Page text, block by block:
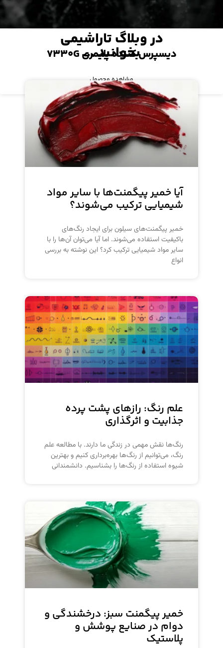
دیسپرس کننده پلیمری ۷۳۳۰G
مشاهده محصول
در وبلاگ تاراشیمی
بخوانید ...
آیا خمیر پیگمنت‌ها با سایر مواد
شیمیایی ترکیب می‌شوند؟
خمیر پیگمنت‌های سیلون برای ایجاد رنگ‌های
باکیفیت استفاده می‌شوند. اما آیا می‌توان آن‌ها را با
سایر مواد شیمیایی ترکیب کرد؟ این نوشته به بررسی
انواع
علم رنگ: رازهای پشت پرده
جذابیت و اثرگذاری
رنگ‌ها نقش مهمی در زندگی ما دارند. با مطالعه علم
رنگ، می‌توانیم از رنگ‌ها بهره‌برداری کنیم و بهترین
شیوه استفاده از رنگ‌ها را بشناسیم. دانشمندانی
خمیر پیگمنت سبز: درخشندگی و
دوام در صنایع پوشش و
پلاستیک